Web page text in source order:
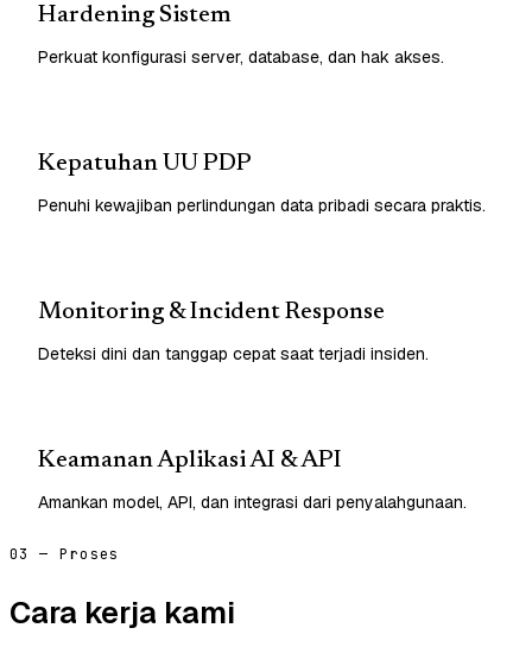
Hardening Sistem
Perkuat konfigurasi server, database, dan hak akses.
Kepatuhan UU PDP
Penuhi kewajiban perlindungan data pribadi secara praktis.
Monitoring & Incident Response
Deteksi dini dan tanggap cepat saat terjadi insiden.
Keamanan Aplikasi AI & API
Amankan model, API, dan integrasi dari penyalahgunaan.
03 — Proses
Cara kerja kami